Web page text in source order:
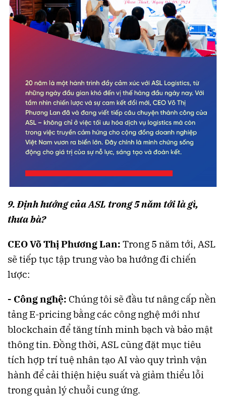
9. Định hướng của ASL trong 5 năm tới là gì,
thưa bà?
CEO Võ Thị Phương Lan: Trong 5 năm tới, ASL
sẽ tiếp tục tập trung vào ba hướng đi chiến
lược:
- Công nghệ: Chúng tôi sẽ đầu tư nâng cấp nền
tảng E-pricing bằng các công nghệ mới như
blockchain để tăng tính minh bạch và bảo mật
thông tin. Đồng thời, ASL cũng đặt mục tiêu
tích hợp trí tuệ nhân tạo AI vào quy trình vận
hành để cải thiện hiệu suất và giảm thiểu lỗi
trong quản lý chuỗi cung ứng​​.